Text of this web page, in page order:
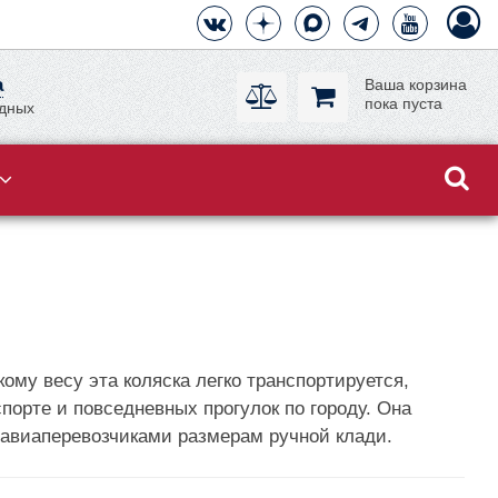
Ваша корзина
пока пуста
весу эта коляска легко транспортируется,
и повседневных прогулок по городу. Она
размерам ручной клади.